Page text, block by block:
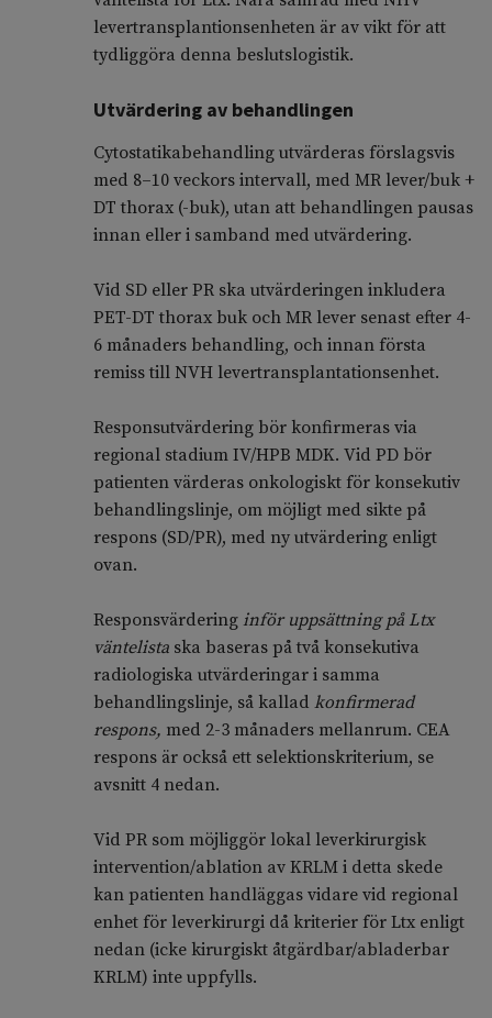
levertransplantionsenheten är av vikt för att
tydliggöra denna beslutslogistik.
Utvärdering av behandlingen
Cytostatikabehandling utvärderas förslagsvis
med 8–10 veckors intervall, med MR lever/buk +
DT thorax (-buk), utan att behandlingen pausas
innan eller i samband med utvärdering.
Vid SD eller PR ska utvärderingen inkludera
PET-DT thorax buk och MR lever senast efter 4-
6 månaders behandling, och innan första
remiss till NVH levertransplantationsenhet.
Responsutvärdering bör konfirmeras via
regional stadium IV/HPB MDK. Vid PD bör
patienten värderas onkologiskt för konsekutiv
behandlingslinje, om möjligt med sikte på
respons (SD/PR), med ny utvärdering enligt
ovan.
Responsvärdering inför uppsättning på Ltx
väntelistaska baseras på två konsekutiva
radiologiska utvärderingar i samma
behandlingslinje, så kallad konfirmerad
respons, med 2-3 månaders mellanrum. CEA
respons är också ett selektionskriterium, se
avsnitt 4 nedan.
Vid PR som möjliggör lokal leverkirurgisk
intervention/ablation av KRLM i detta skede
kan patienten handläggas vidare vid regional
enhet för leverkirurgi då kriterier för Ltx enligt
nedan (icke kirurgiskt åtgärdbar/abladerbar
KRLM) inte uppfylls.